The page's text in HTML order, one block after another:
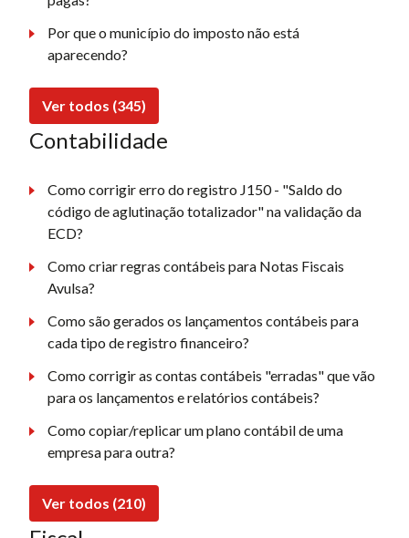
Por que o município do imposto não está
aparecendo?
Ver todos (345)
Contabilidade
Como corrigir erro do registro J150 - "Saldo do
código de aglutinação totalizador" na validação da
ECD?
Como criar regras contábeis para Notas Fiscais
Avulsa?
Como são gerados os lançamentos contábeis para
cada tipo de registro financeiro?
Como corrigir as contas contábeis "erradas" que vão
para os lançamentos e relatórios contábeis?
Como copiar/replicar um plano contábil de uma
empresa para outra?
Ver todos (210)